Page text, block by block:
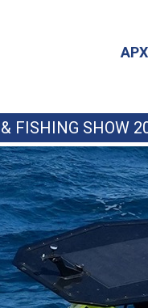
FISHING SHOW